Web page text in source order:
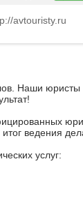
avtouristy.ru
Наши юристы
ведения
услуг: